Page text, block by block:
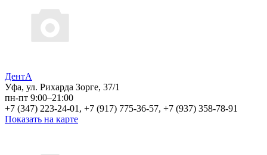
ДентА
Уфа, ул. Рихарда Зорге, 37/1
пн-пт 9:00–21:00
+7 (347) 223-24-01, +7 (917) 775-36-57, +7 (937) 358-78-91
Показать на карте